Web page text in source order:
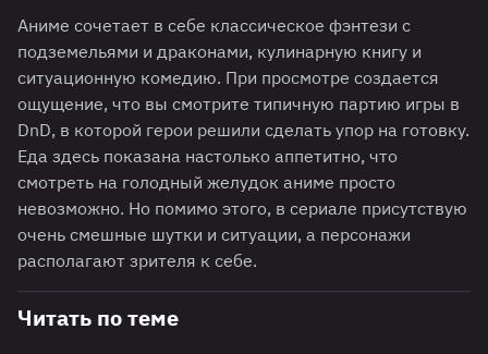
Аниме сочетает в себе классическое фэнтези с
подземельями и драконами, кулинарную книгу и
ситуационную комедию. При просмотре создается
ощущение, что вы смотрите типичную партию игры в
DnD, в которой герои решили сделать упор на готовку.
Еда здесь показана настолько аппетитно, что
смотреть на голодный желудок аниме просто
невозможно. Но помимо этого, в сериале присутствую
очень смешные шутки и ситуации, а персонажи
располагают зрителя к себе.
Читать по теме